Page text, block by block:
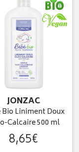
JONZAC
Bio Liniment Doux
Calcaire 500 ml
8,65€